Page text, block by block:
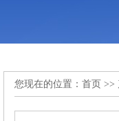
您现在的位置： 首页 >>